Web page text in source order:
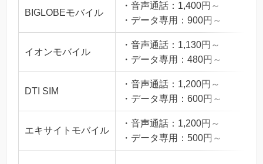
BIGLOBEモバイル
・音声通話：1,400円～
・データ専用：900円～
イオンモバイル
・音声通話：1,130円～
・データ専用：480円～
DTI SIM
・音声通話：1,200円～
・データ専用：600円～
エキサイトモバイル
・音声通話：1,200円～
・データ専用：500円～